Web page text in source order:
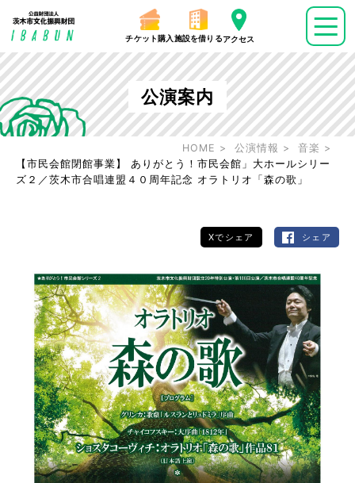
チケット購入 施設を借りるアクセス
公演案内
HOME 公演情報
音楽
【市民会館閉館事業】 ありがとう！市民会館」大ホールシリー
ズ２／茨木市合唱連盟４０周年記念 オラトリオ「森の歌」
Xでシェア シェア